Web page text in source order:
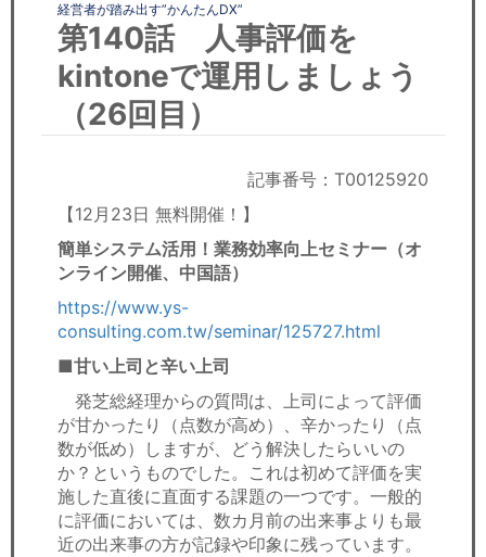
コンサルティング
リサーチ
セミナー
労務顧問
ＩＴ
飲食店情報
経営者が踏み出す”かんたんDX”
第140話 人事評価を
kintoneで運用しましょう
（26回目）
記事番号：T00125920
【12月23日 無料開催！】
簡単システム活用！業務効率向上セミナー（オ
ンライン開催、中国語）
https://www.ys-
consulting.com.tw/seminar/125727.html
■甘い上司と辛い上司
発芝総経理からの質問は、上司によって評価
が甘かったり（点数が高め）、辛かったり（点
数が低め）しますが、どう解決したらいいの
か？というものでした。これは初めて評価を実
施した直後に直面する課題の一つです。一般的
に評価においては、数カ月前の出来事よりも最
近の出来事の方が記録や印象に残っています。